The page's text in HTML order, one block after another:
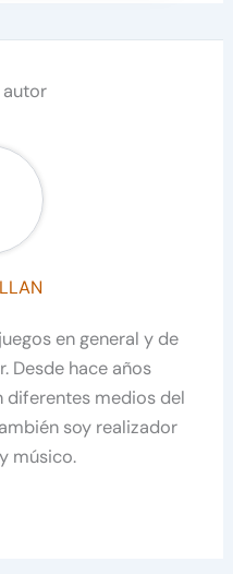
autor
en general y de
Desde hace años
diferentes medios del
soy realizador
músico.